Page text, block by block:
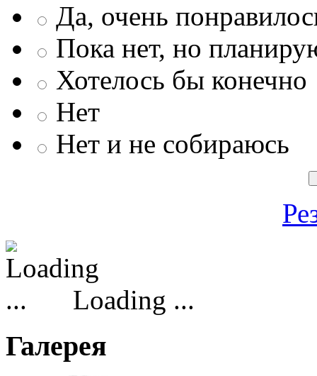
Да, очень
Пока нет, но
Хотелось бы конечно
Нет
Нет и не собираюсь
Loading ...
Галерея